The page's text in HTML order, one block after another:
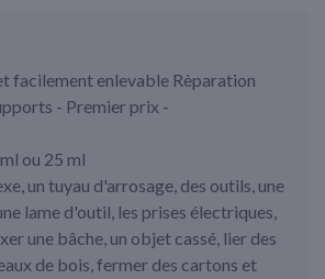
facilement enlevable Rèparation
- Premier prix -
ou 25 ml
un tuyau d'arrosage, des outils, une
lame d'outil, les prises électriques,
une bâche, un objet cassé, lier des
de bois, fermer des cartons et